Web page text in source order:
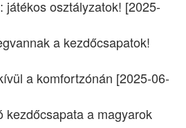
játékos osztályzatok! [2025-
a kezdőcsapatok!
a komfortzónán [2025-06-
kezdőcsapata a magyarok